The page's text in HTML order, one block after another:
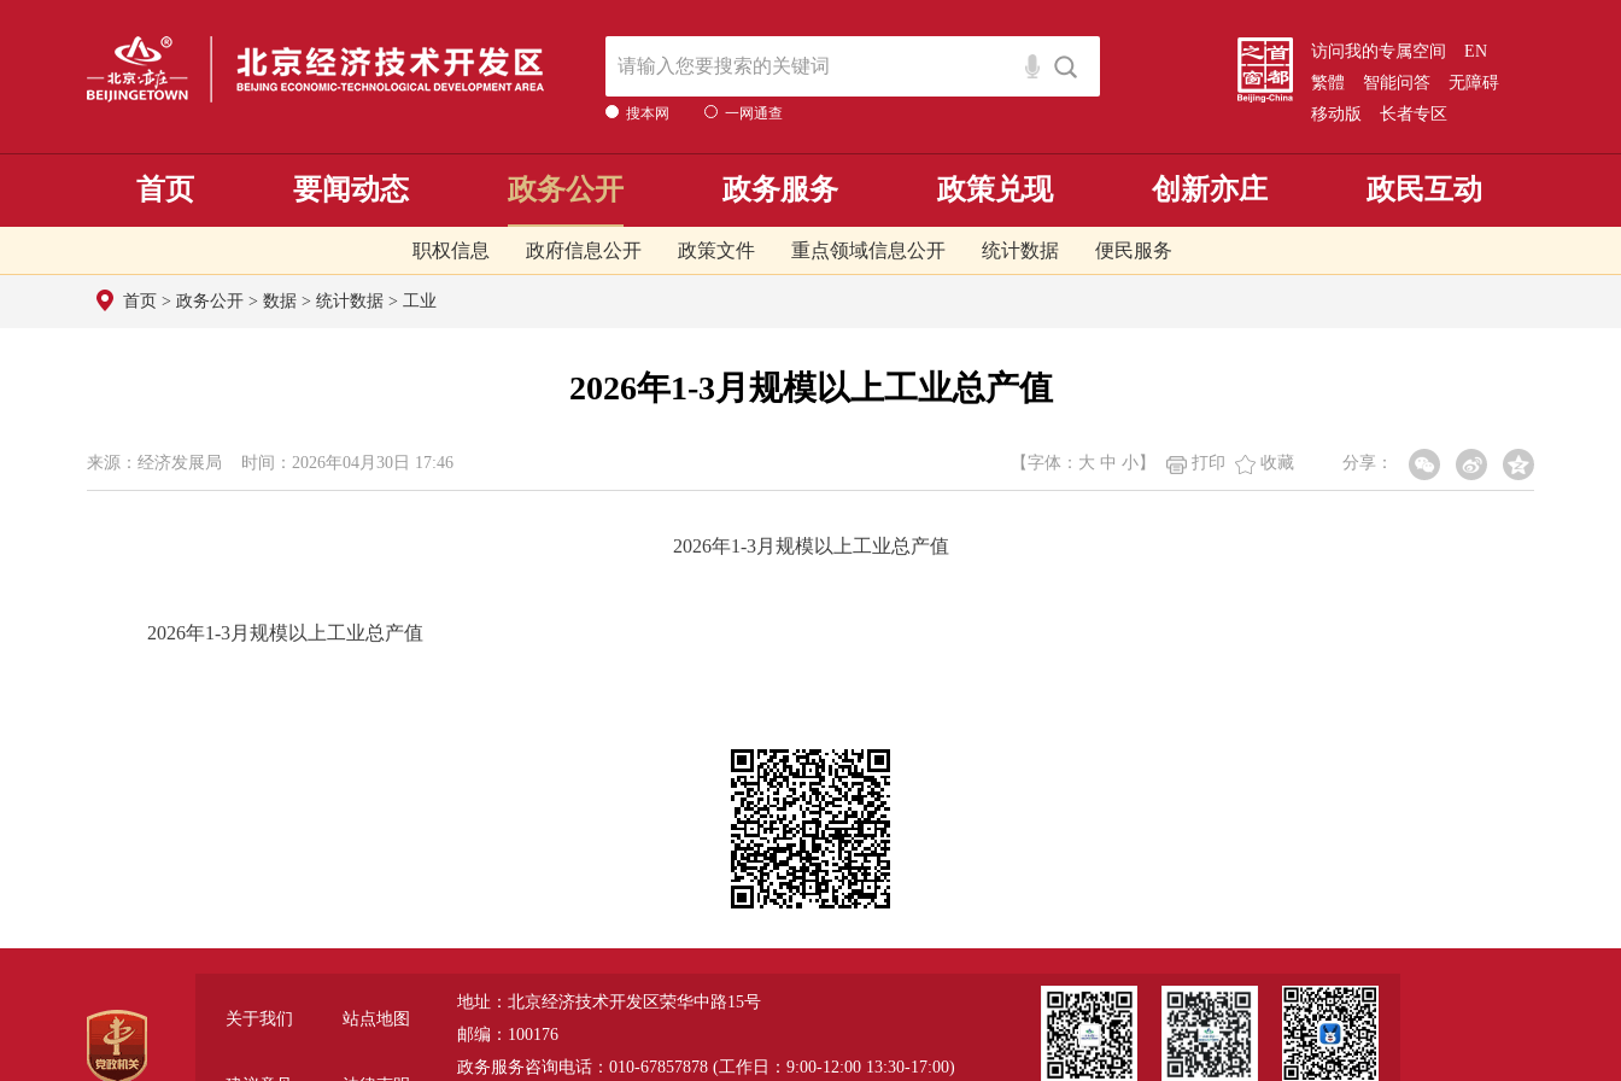
搜本网 一网通查
访问我的专属空间
EN
繁體
智能问答
无障碍
移动版
长者专区
首页 要闻动态 政务公开
职权信息 政府信息公开 政策文件 重点领域信息公开 统计数据 便民服务
政务服务 政策兑现 创新亦庄 政民互动
首页 > 政务公开 > 数据 > 统计数据 > 工业
2026年1-3月规模以上工业总产值
来源：经济发展局 时间：2026年04月30日 17:46 分享：
【字体： 大 中 小 】 打印 收藏
2026年1-3月规模以上工业总产值
2026年1-3月规模以上工业总产值
关于我们 站点地图
地址：北京经济技术开发区荣华中路15号
邮编：100176
政务服务咨询电话：010-67857878 (工作日：9:00-12:00 13:30-17:00)